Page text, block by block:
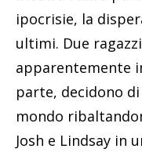
ipocrisie, la
ultimi. Due
apparentemente
parte, decidono
mondo
Josh e Lindsay in